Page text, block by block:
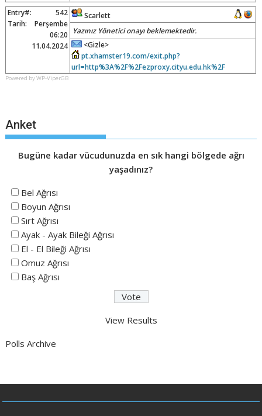
Entry#:
542
Tarih:
Perşembe
06:20
11.04.2024
Scarlett
Yazınız Yönetici onayı beklemektedir.
<Gizle>
pt.xhamster19.com/exit.php?
url=http%3A%2F%2Fezproxy.cityu.edu.hk%2F
Powered by WP-ViperGB
Anket
Bugüne kadar vücudunuzda en sık hangi bölgede ağrı
yaşadınız?
Bel Ağrısı
Boyun Ağrısı
Sırt Ağrısı
Ayak - Ayak Bileği Ağrısı
El - El Bileği Ağrısı
Omuz Ağrısı
Baş Ağrısı
View Results
Polls Archive